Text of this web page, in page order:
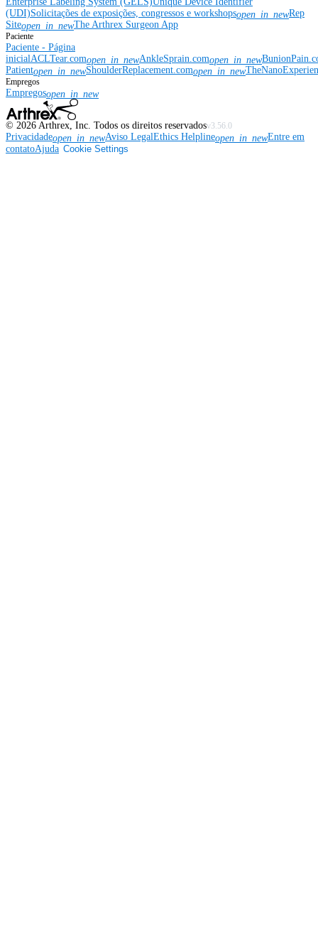
(UDI)Solicitações de exposições, congressos e workshopsopen_in_newRep
Siteopen_in_newThe Arthrex Surgeon App
Paciente
Paciente - Página
inicialACLTear.comopen_in_newAnkleSprain.comopen_in_new
Patientopen_in_newShoulderReplacement.comopen_in_new
Empregos
Empregosopen_in_new
© 2026 Arthrex, Inc. Todos os direitos reservadosv3.56.0
Privacidadeopen_in_newAviso LegalEthics Helplineopen_in_newEntre em
contatoAjuda Cookie Settings